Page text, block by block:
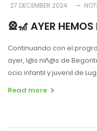
27 DECEMBER 2024
🎡🎢 AYER
Continuando con el
ayer, l@s niñ@s de
ocio infantil y juvenil de
Read more